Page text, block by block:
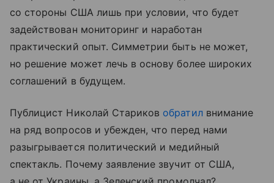
со стороны США лишь при условии, что будет
задействован мониторинг и наработан
практический опыт. Симметрии быть не может,
но решение может лечь в основу более широких
соглашений в будущем.
Публицист Николай Стариков обратилвнимание
на ряд вопросов и убежден, что перед нами
разыгрывается политический и медийный
спектакль. Почему заявление звучит от США,